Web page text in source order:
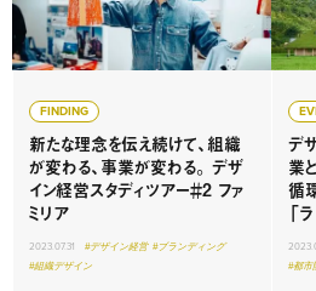
FINDING
新たな理念を伝え続けて、組織
が変わる、事業が変わる。 デザ
イン経営スタディツアー＃2 ファ
ミリア
2023.07.31 #デザイン経営 #ブランディング
#組織デザイン
デ
業
循
「
#都市